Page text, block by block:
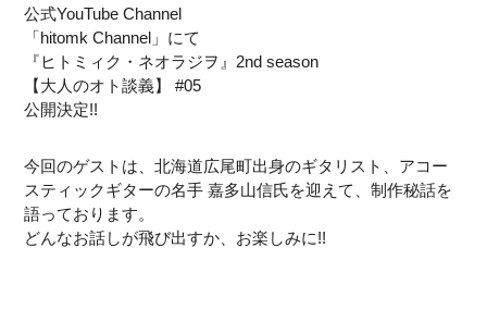
公式YouTube Channel
「hitomk Channel」にて
『ヒトミィク・ネオラジヲ』2nd season
【大人のオト談義】 #05
公開決定!!
今回のゲストは、北海道広尾町出身のギタリスト、アコー
スティックギターの名手 嘉多山信氏を迎えて、制作秘話を
語っております。
どんなお話しが飛び出すか、お楽しみに!!